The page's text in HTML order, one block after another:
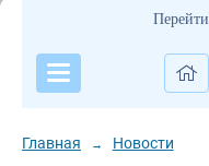
Главная → Новости